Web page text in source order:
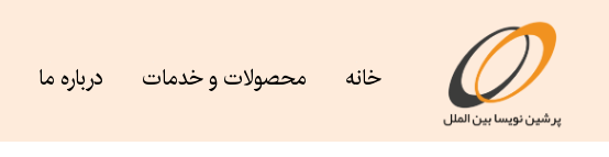
خانه محصولات و خدمات درباره ما